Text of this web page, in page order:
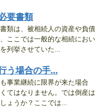
要書類
類は、被相続人の資産や負債
ここでは一般的な相続におい
列挙させていた...
う場合の手...
事業継続に限界が来た場合
てはなりません。では倒産は
ょうか？ここでは...